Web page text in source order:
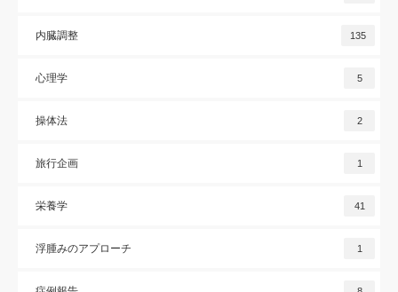
内臓調整 135
心理学 5
操体法 2
旅行企画 1
栄養学 41
浮腫みのアプローチ 1